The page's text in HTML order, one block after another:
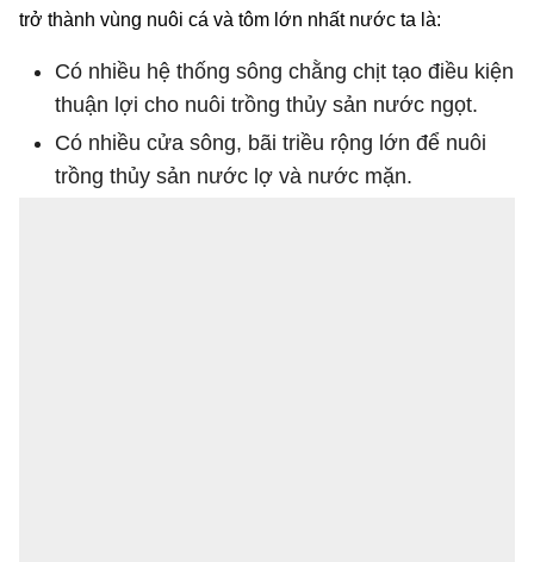
trở thành vùng nuôi cá và tôm lớn nhất nước ta là:
Có nhiều hệ thống sông chằng chịt tạo điều kiện
thuận lợi cho nuôi trồng thủy sản nước ngọt.
Có nhiều cửa sông, bãi triều rộng lớn để nuôi
trồng thủy sản nước lợ và nước mặn.